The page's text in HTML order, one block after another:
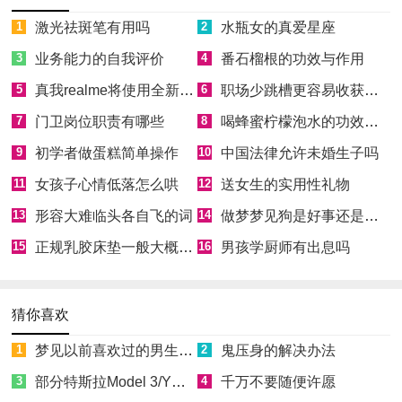
1 激光祛斑笔有用吗 2 水瓶女的真爱星座
3 业务能力的自我评价 4 番石榴根的功效与作用
5 真我realme将使用全新Logo 6 职场少跳槽更容易收获成功
7 门卫岗位职责有哪些 8 喝蜂蜜柠檬泡水的功效和好处
9 初学者做蛋糕简单操作 10 中国法律允许未婚生子吗
11 女孩子心情低落怎么哄 12 送女生的实用性礼物
13 形容大难临头各自飞的词 14 做梦梦见狗是好事还是坏事
15 正规乳胶床垫一般大概多少钱 16 男孩学厨师有出息吗
猜你喜欢
1 梦见以前喜欢过的男生喜欢自己 2 鬼压身的解决办法
3 部分特斯拉Model 3/Y因缺少零件无法正常向车主交付 4 千万不要随便许愿